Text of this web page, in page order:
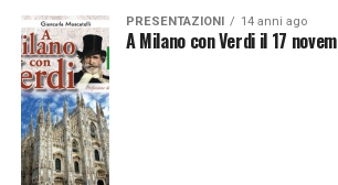
PRESENTAZIONI 14 anni ago
A Milano con Verdi il 17